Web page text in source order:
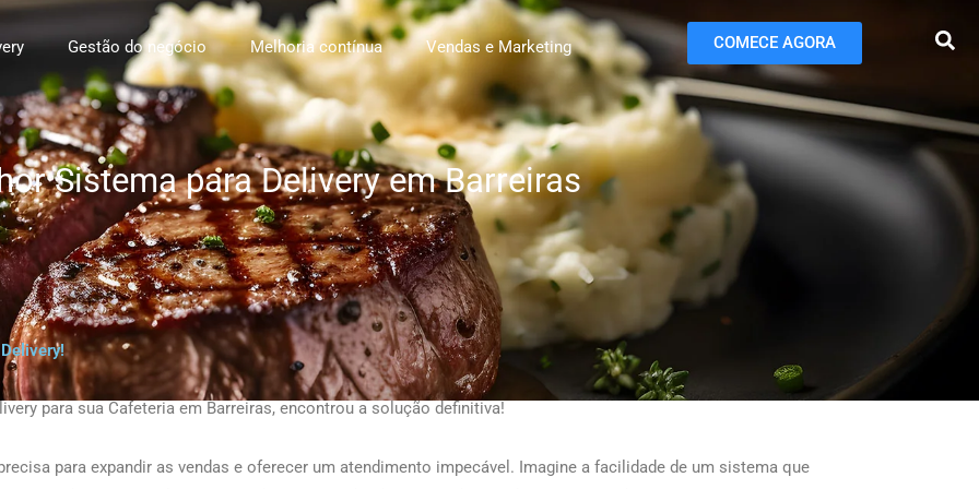
Gestão do negócio Melhoria contínua Vendas e Marketing COMECE AGORA
Sistema para Delivery em Barreiras
para sua Cafeteria em Barreiras, encontrou a solução definitiva!
para expandir as vendas e oferecer um atendimento impecável. Imagine a facilidade de um sistema que